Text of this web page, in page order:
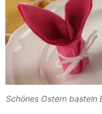
Schönes Ostern basteln